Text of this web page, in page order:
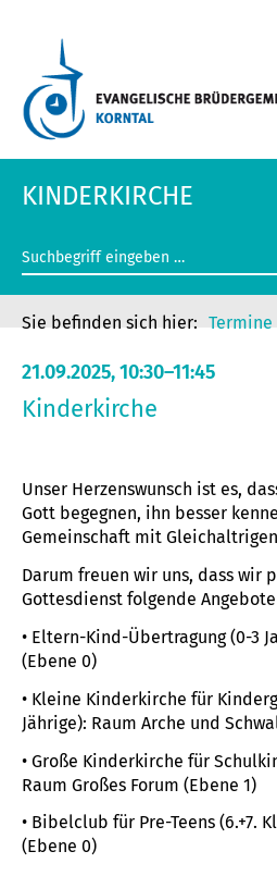
KINDERKIRCHE
Termine
21.09.2025, 10:30–11:45
Kinderkirche
Unser Herzenswunsch ist es,
Gott begegnen, ihn besser
Gemeinschaft mit
Darum freuen wir uns, dass wir
Gottesdienst folgende
• Eltern-Kind-Übertragung (0-3
(Ebene 0)
• Kleine Kinderkirche für
Jährige): Raum Arche und
• Große Kinderkirche für
Raum Großes Forum (Ebene 1)
• Bibelclub für Pre-Teens (6.+7.
(Ebene 0)